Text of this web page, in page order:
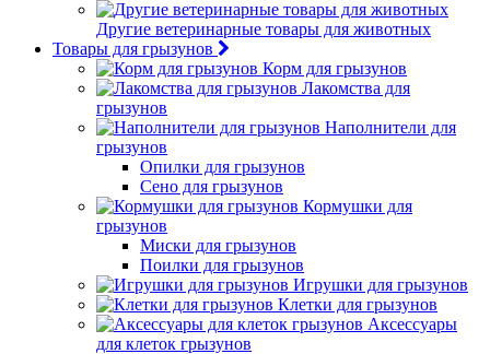
Другие ветеринарные товары для животных
Товары для грызунов
Корм для грызунов
Лакомства для
грызунов
Наполнители для
грызунов
Опилки для грызунов
Сено для грызунов
Кормушки для
грызунов
Миски для грызунов
Поилки для грызунов
Игрушки для грызунов
Клетки для грызунов
Аксессуары
для клеток грызунов